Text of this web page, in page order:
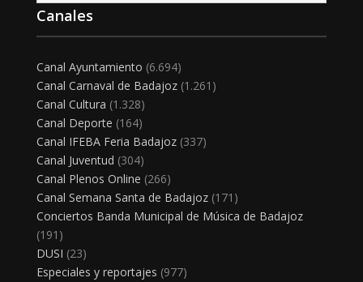
Canales
Canal Ayuntamiento (6.694)
Canal Carnaval de Badajoz(1.261)
Canal Cultura (1.328)
Canal Deporte (164)
Canal IFEBA Feria Badajoz(337)
Canal Juventud (304)
Canal Plenos Online (266)
Canal Semana Santa de Badajoz(171)
Conciertos Banda Municipal de Música de Badajoz
(191)
DUSI (23)
Especiales y reportajes (977)